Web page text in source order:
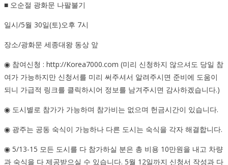
■ 오순절 광화문 나팔불기
일시/5월 30일(토)오후 7시
장소/광화문 세종대왕 동상 앞
◉ 참여신청 : http://Korea7000.com (미리 신청하지 않으셔도 당일 참
여가 가능하지만 신청서를 미리 써주셔서 알려주시면 준비에 도움이
되니 가급적 링크를 클릭하시어 정보를 남겨주시면 감사하겠습니다.)
◉ 도시별로 참가가 가능하며 참가비는 없으며 헌금시간이 있습니다.
◉ 광주는 공동 숙식이 가능하나 다른 도시는 숙식을 각자 해결합니다.
◉ 5/13-15 모든 도시를 다 참가하실 분은 총 비용 10만원을 내고 차량
과 숙식을 다 제공받으실 수 있습니다. 5월 12일까지 신청서 작성과 다